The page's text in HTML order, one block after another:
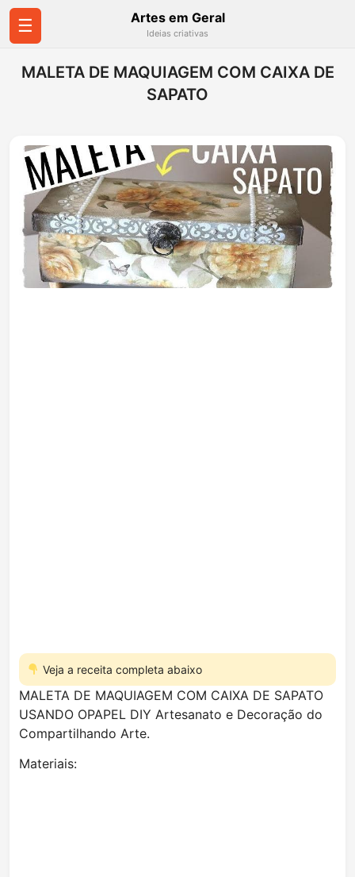
☰ Artes em Geral
Ideias criativas
MALETA DE MAQUIAGEM COM CAIXA DE
SAPATO
Veja a receita completa abaixo
MALETA DE MAQUIAGEM COM CAIXA DE SAPATO
USANDO OPAPEL DIY Artesanato e Decoração do
Compartilhando Arte.
Materiais: